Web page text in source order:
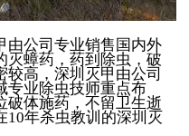
公司专业销售国内外
灭蟑药，药到除虫，破
高，深圳灭甲由公司
专业除虫技师重点布
破体施药，不留卫生逝
10年杀虫教训的深圳灭